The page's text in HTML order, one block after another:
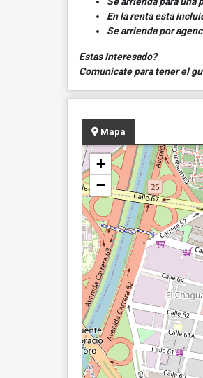
En la renta esta
Se arrienda por
Estas Interesado?
Comunicate para tener el
Mapa
+
−